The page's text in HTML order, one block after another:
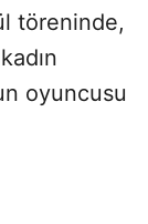
töreninde,
oyuncusu